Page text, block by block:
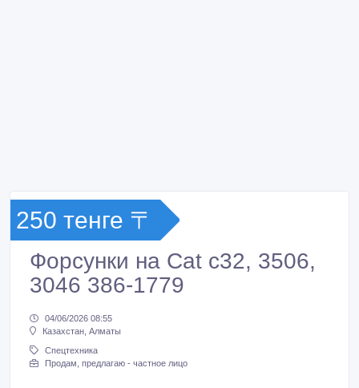
250 тенге 〒
Форсунки на Cat c32, 3506,
3046 386-1779
04/06/2026 08:55
Казахстан, Алматы
Спецтехника
Продам, предлагаю - частное лицо